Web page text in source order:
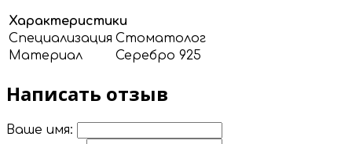
Характеристики
Специализация Стоматолог
Материал
Серебро 925
Написать отзыв
Ваше имя: